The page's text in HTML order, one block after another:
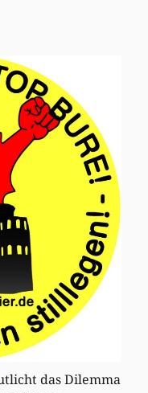
das Dilemma